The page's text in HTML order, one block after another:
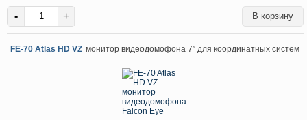
- +
FE-70 Atlas HD VZ монитор видеодомофона 7″ для координатных систем